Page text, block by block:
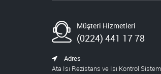
Müşteri Hizmetleri
(0224) 441 17 78
Adres
Ata Isı Rezistans ve Isı Kontrol